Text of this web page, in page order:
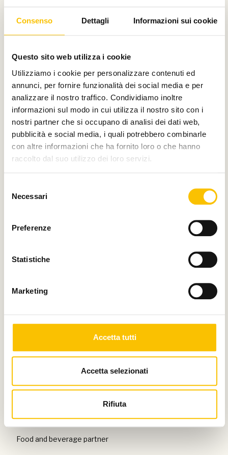
Consenso Dettagli Informazioni sui cookie
Questo sito web utilizza i cookie
Utilizziamo i cookie per personalizzare contenuti ed
annunci, per fornire funzionalità dei social media e per
analizzare il nostro traffico. Condividiamo inoltre
informazioni sul modo in cui utilizza il nostro sito con i
nostri partner che si occupano di analisi dei dati web,
pubblicità e social media, i quali potrebbero combinarle
con altre informazioni che ha fornito loro o che hanno
raccolto dal suo utilizzo dei loro servizi.
delNecessari
Preferenze
Statistiche
Marketing
Accetta tutti
Accetta selezionati
Rifiuta
Con il contributo di
Charity partner
Paese ospite d'onore
Con il patrocinio di
Food and beverage partner